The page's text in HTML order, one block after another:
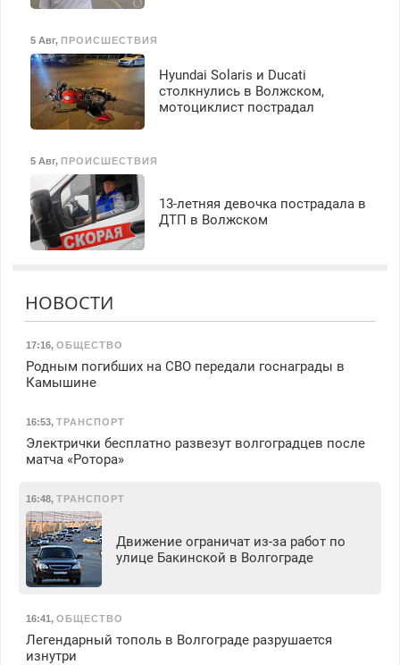
5 Авг, ПРОИСШЕСТВИЯ
Hyundai Solaris и Ducati
столкнулись в Волжском,
мотоциклист пострадал
5 Авг, ПРОИСШЕСТВИЯ
13-летняя девочка пострадала в
ДТП в Волжском
НОВОСТИ
17:16, ОБЩЕСТВО
Родным погибших на СВО передали госнаграды в
Камышине
16:53, ТРАНСПОРТ
Электрички бесплатно развезут волгоградцев после
матча «Ротора»
16:48, ТРАНСПОРТ
Движение ограничат из-за работ по
улице Бакинской в Волгограде
16:41, ОБЩЕСТВО
Легендарный тополь в Волгограде разрушается
изнутри